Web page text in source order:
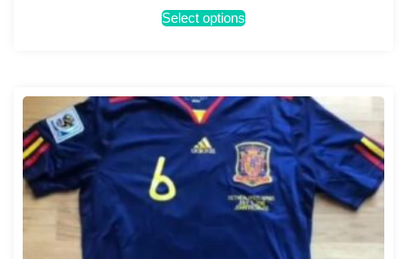
Select options